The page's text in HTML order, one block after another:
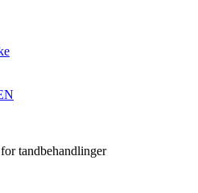
tandbehandlinger